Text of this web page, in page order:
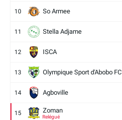
10 So Armee
11 Stella Adjame
12 ISCA
13 Olympique Sport d'Abobo FC
14 Agboville
15 Zoman
Relégué